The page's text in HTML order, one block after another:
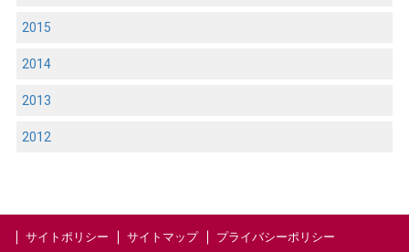
2015
2014
2013
2012
サイトポリシー サイトマップ
プライバシーポリシー